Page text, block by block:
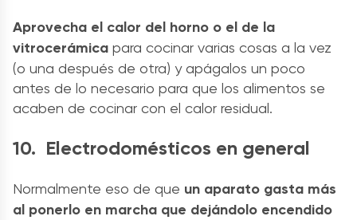
Aprovecha el calor del horno o el de la
vitrocerámica para cocinar varias cosas a la vez
(o una después de otra) y apágalos un poco
antes de lo necesario para que los alimentos se
acaben de cocinar con el calor residual.
10. Electrodomésticos en general
Normalmente eso de que un aparato gasta más
al ponerlo en marcha que dejándolo encendido